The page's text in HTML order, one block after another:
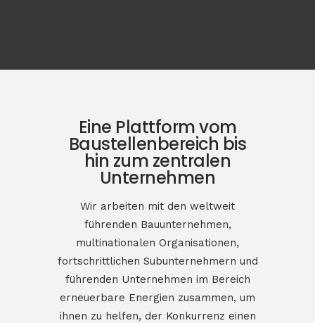
Eine Plattform vom
Baustellenbereich bis
hin zum zentralen
Unternehmen
Wir arbeiten mit den weltweit
führenden Bauunternehmen,
multinationalen Organisationen,
fortschrittlichen Subunternehmern und
führenden Unternehmen im Bereich
erneuerbare Energien zusammen, um
ihnen zu helfen, der Konkurrenz einen